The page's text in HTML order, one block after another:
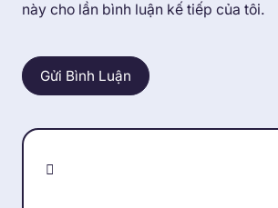
này cho lần bình luận kế tiếp của tôi.